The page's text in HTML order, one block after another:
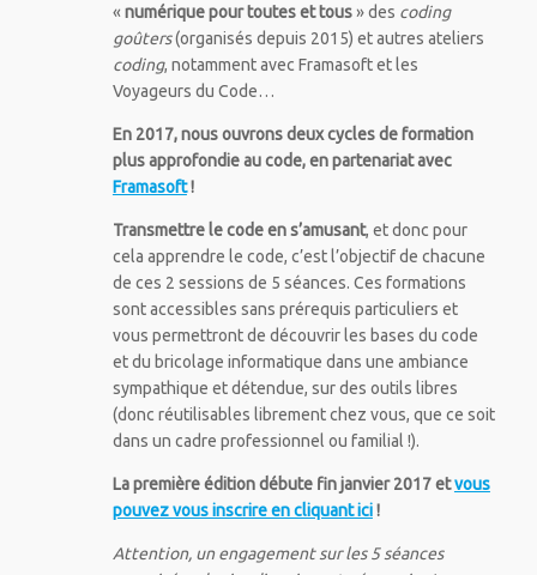
«numérique pour toutes et tous» des coding
goûters(organisés depuis 2015) et autres ateliers
coding, notamment avec Framasoft et les
Voyageurs du Code…
En 2017, nous ouvrons deux cycles de formation
plus approfondie au code, en partenariat avec
Framasoft!
Transmettre le code en s’amusant, et donc pour
cela apprendre le code, c’est l’objectif de chacune
de ces 2 sessions de 5 séances. Ces formations
sont accessibles sans prérequis particuliers et
vous permettront de découvrir les bases du code
et du bricolage informatique dans une ambiance
sympathique et détendue, sur des outils libres
(donc réutilisables librement chez vous, que ce soit
dans un cadre professionnel ou familial !).
La première édition débute fin janvier 2017 etvous
pouvez vous inscrire en cliquant ici!
Attention, un engagement sur les 5 séances